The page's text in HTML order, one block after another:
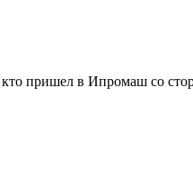
кто пришел в Ипромаш со